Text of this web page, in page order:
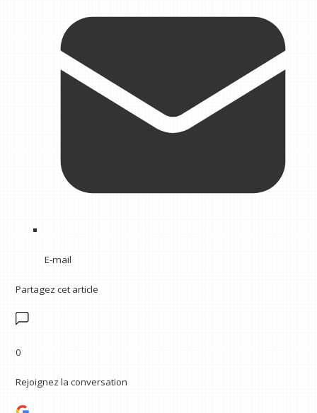
E-mail
Partagez cet article
0
Rejoignez la conversation